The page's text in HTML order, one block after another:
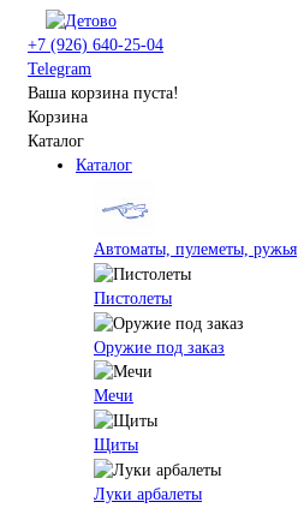
+7 (926) 640-25-04
Telegram
Ваша корзина пуста!
Корзина
Каталог
Каталог
Автоматы, пулеметы, ружья
Пистолеты
Оружие под заказ
Мечи
Щиты
Луки арбалеты